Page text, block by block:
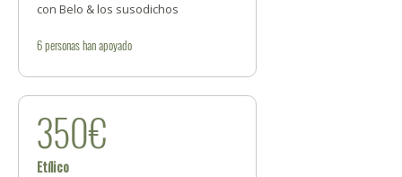
con Belo & los susodichos
6personashan apoyado
350€
Etílico